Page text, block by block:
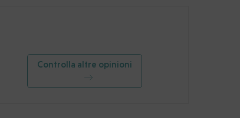
Controlla altre opinioni